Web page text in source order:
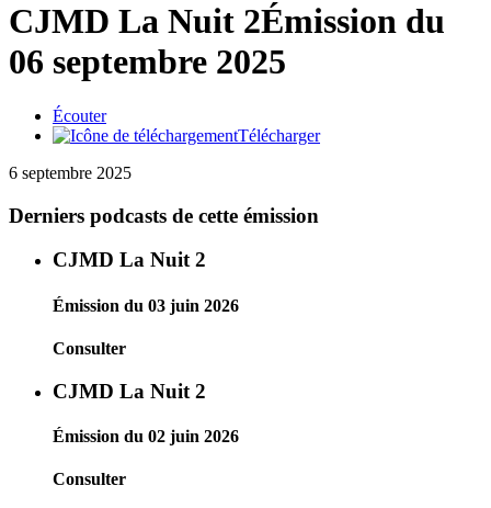
CJMD La Nuit 2Émission du
06 septembre 2025
Écouter
Télécharger
6 septembre 2025
Derniers podcasts de cette émission
CJMD La Nuit 2
Émission du 03 juin 2026
Consulter
CJMD La Nuit 2
Émission du 02 juin 2026
Consulter